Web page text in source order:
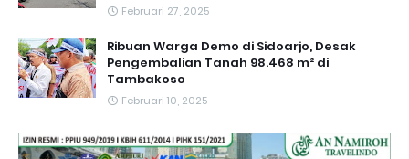
Februari 27, 2025
Ribuan Warga Demo di Sidoarjo, Desak
Pengembalian Tanah 98.468 m² di
Tambakoso
Februari 10, 2025